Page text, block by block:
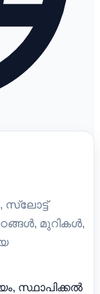
മുറികൾ,
സ്ഥാപിക്കൽ